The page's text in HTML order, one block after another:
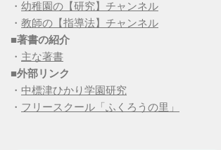
・ 幼稚園の【研究】チャンネル
・ 教師の【指導法】チャンネル
■著書の紹介
・ 主な著書
■外部リンク
・ 中標津ひかり学園研究
・ フリースクール「ふくろうの里」